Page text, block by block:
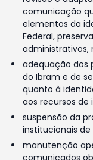
comunicação
elementos da
Federal,
administrativos,
adequação dos
do Ibram e de
quanto à
aos recursos de
suspensão da
institucionais
manutenção